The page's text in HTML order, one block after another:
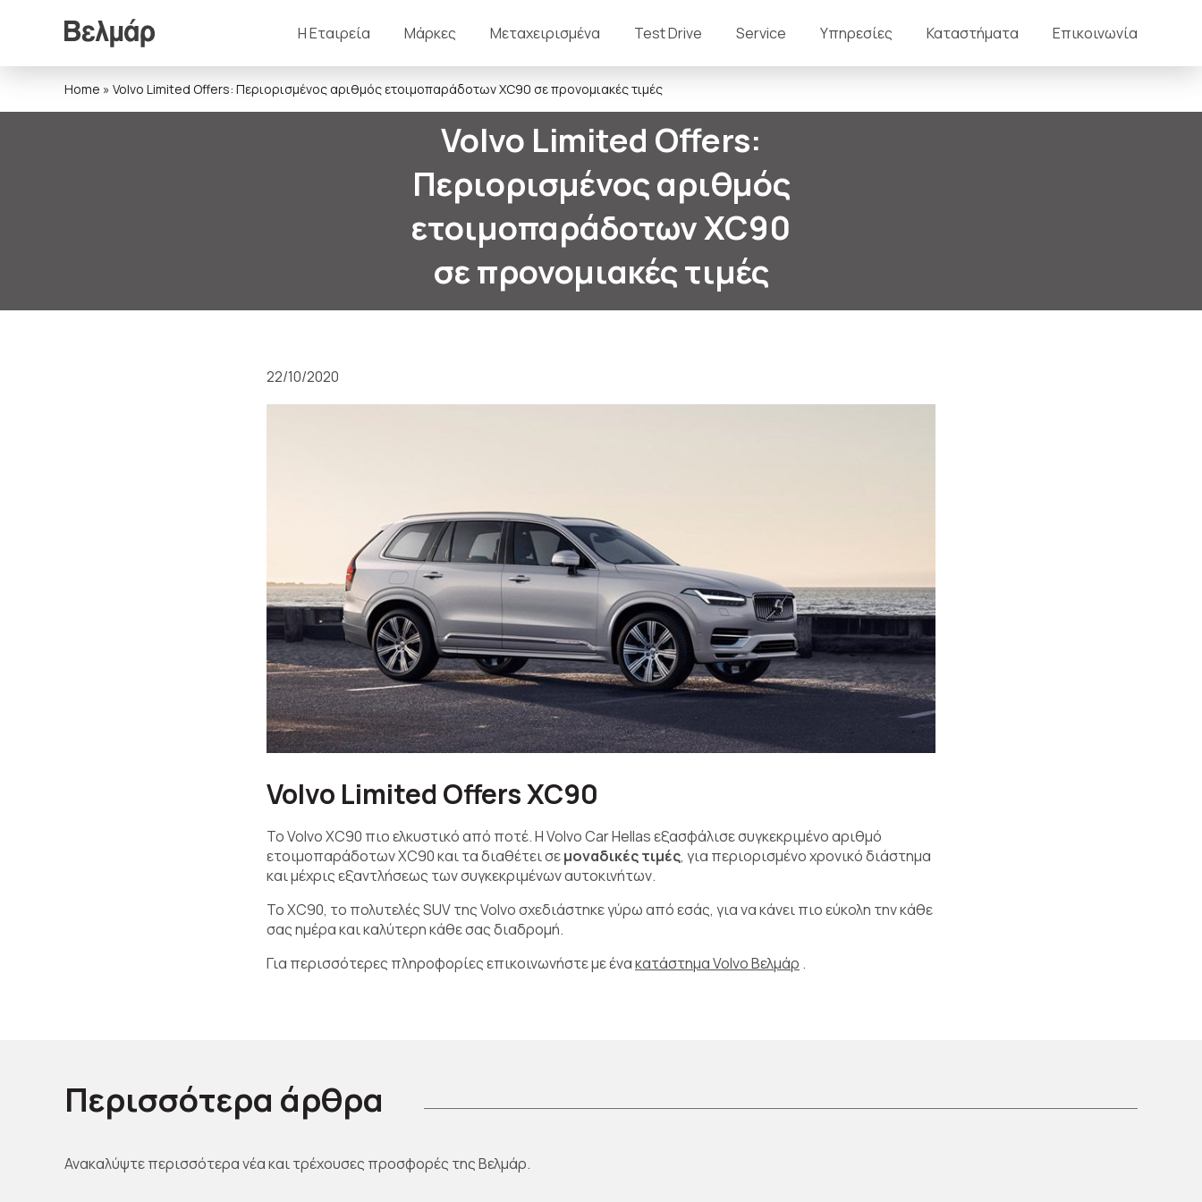
Η Εταιρεία Μάρκες Μεταχειρισμένα Test Drive Service Υπηρεσίες Καταστήματα Επικοινωνία
Home » Volvo Limited Offers: Περιορισμένος αριθμός ετοιμοπαράδοτων XC90 σε προνομιακές τιμές
Volvo Limited Offers:
Περιορισμένος αριθμός
ετοιμοπαράδοτων XC90
σε προνομιακές τιμές
22/10/2020
Volvo Limited Offers XC90
Το Volvo XC90 πιο ελκυστικό από ποτέ. H Volvo Car Hellas εξασφάλισε συγκεκριμένο αριθμό
ετοιμοπαράδοτων XC90 και τα διαθέτει σεμοναδικές τιμές, για περιορισμένο χρονικό διάστημα
και μέχρις εξαντλήσεως των συγκεκριμένων αυτοκινήτων.
Το XC90, το πολυτελές SUV της Volvo σχεδιάστηκε γύρω από εσάς, για να κάνει πιο εύκολη την κάθε
σας ημέρα και καλύτερη κάθε σας διαδρομή.
Για περισσότερες πληροφορίες επικοινωνήστε με ένακατάστημα Volvo Βελμάρ .
Περισσότερα άρθρα
Ανακαλύψτε περισσότερα νέα και τρέχουσες προσφορές της Βελμάρ.